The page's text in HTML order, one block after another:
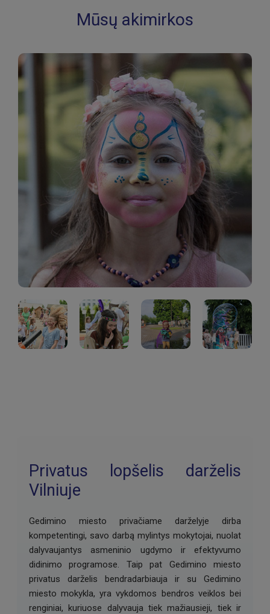
Mūsų akimirkos
Privatus lopšelis darželis
Vilniuje
Gedimino miesto privačiame darželyje dirba
kompetentingi, savo darbą mylintys mokytojai, nuolat
dalyvaujantys asmeninio ugdymo ir efektyvumo
didinimo programose. Taip pat Gedimino miesto
privatus darželis bendradarbiauja ir su Gedimino
miesto mokykla, yra vykdomos bendros veiklos bei
renginiai, kuriuose dalyvauja tiek mažiausieji, tiek ir